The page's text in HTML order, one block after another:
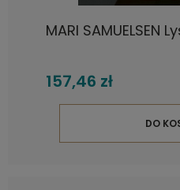
MARI SAMUELSEN
157,46 zł
DO